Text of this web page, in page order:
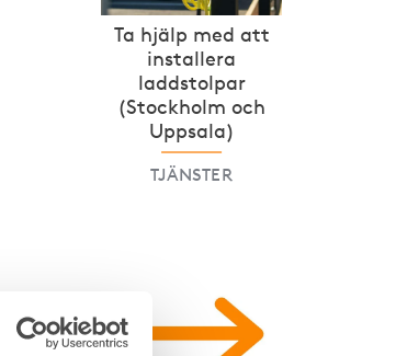
Ta hjälp med att
installera
laddstolpar
(Stockholm och
Uppsala)
TJÄNSTER